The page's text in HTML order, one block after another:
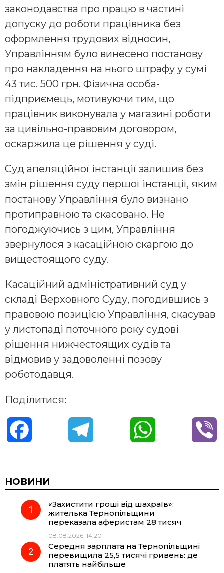
законодавства про працю в частині
допуску до роботи працівника без
оформлення трудових відносин,
Управлінням було винесено постанову
про накладення на нього штрафу у сумі
43 тис. 500 грн. Фізична особа-
підприємець, мотивуючи тим, що
працівник виконувала у магазині роботи
за цивільно-правовим договором,
оскаржила це рішення у суді.
Суд апеляційної інстанції залишив без
змін рішення суду першої інстанції, яким
постанову Управління було визнано
протиправною та скасовано. Не
погоджуючись з цим, Управління
звернулося з касаційною скаргою до
вищестоящого суду.
Касаційний адміністративний суд у
складі Верховного Суду, погодившись з
правовою позицією Управління, скасував
у листопаді поточного року судові
рішення нижчестоящих судів та
відмовив у задоволенні позову
роботодавця.
Поділитися:
c
e
o
e
r
t
A
НОВИНИ
«Захистити гроші від шахраїв»:
жителька Тернопільщини
переказала аферистам 28 тисяч
08.08.2026, 14:20
Середня зарплата на Тернопільщині
перевищила 25,5 тисячі гривень: де
платять найбільше